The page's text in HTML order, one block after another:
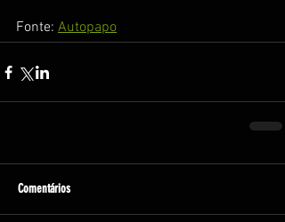
Fonte: Autopapo
Comentários